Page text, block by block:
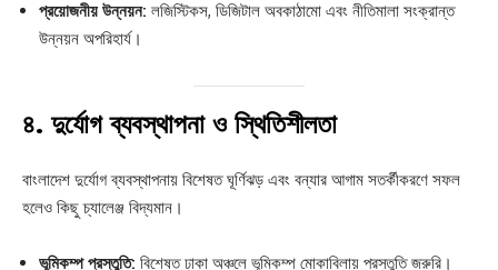
প্রয়োজনীয় উন্নয়ন: লজিস্টিকস, ডিজিটাল অবকাঠামো এবং নীতিমালা সংক্রান্ত
উন্নয়ন অপরিহার্য।
৪.দুর্যোগ ব্যবস্থাপনা ও স্থিতিশীলতা
বাংলাদেশ দুর্যোগ ব্যবস্থাপনায় বিশেষত ঘূর্ণিঝড় এবং বন্যার আগাম সতর্কীকরণে সফল
হলেও কিছু চ্যালেঞ্জ বিদ্যমান।
ভূমিকম্প প্রস্তুতি: বিশেষত ঢাকা অঞ্চলে ভূমিকম্প মোকাবিলায় প্রস্তুতি জরুরি।